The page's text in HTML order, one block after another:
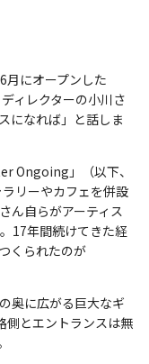
月にオープンした
ィレクターの小川さ
になれば」と話しま
Ongoing」（以下、
リーやカフェを併設
ん自らがアーティス
17年間続けてきた経
くられたのが
奥に広がる巨大なギ
側とエントランスは無